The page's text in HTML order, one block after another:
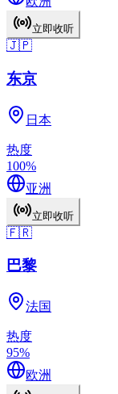
立即收听
🇯🇵
东京
日本
热度
100%
亚洲
立即收听
🇫🇷
巴黎
法国
热度
95%
欧洲